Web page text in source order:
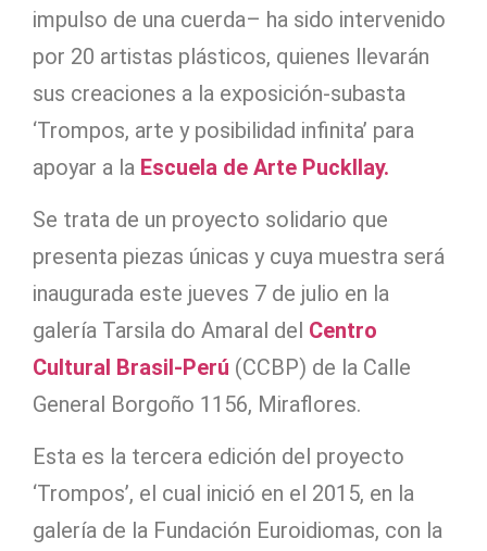
impulso de una cuerda– ha sido intervenido
por 20 artistas plásticos, quienes llevarán
sus creaciones a la exposición-subasta
‘Trompos, arte y posibilidad infinita’ para
apoyar a la Escuela de Arte Puckllay.
Se trata de un proyecto solidario que
presenta piezas únicas y cuya muestra será
inaugurada este jueves 7 de julio en la
galería Tarsila do Amaral del Centro
Cultural Brasil-Perú (CCBP) de la Calle
General Borgoño 1156, Miraflores.
Esta es la tercera edición del proyecto
‘Trompos’, el cual inició en el 2015, en la
galería de la Fundación Euroidiomas, con la